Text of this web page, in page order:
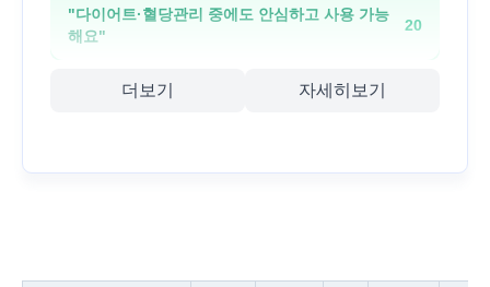
"다이어트·혈당관리 중에도 안심하고 사용 가능
해요"
20
더보기 자세히보기